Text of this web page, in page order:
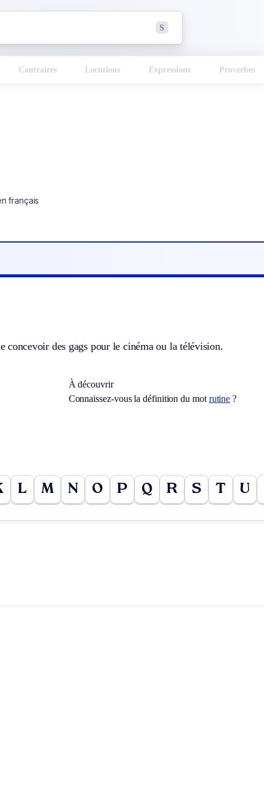
S
Contraires Locutions Expressions Proverbes
français
concevoir des gags pour le cinéma ou la télévision.
À découvrir
Connaissez-vous la définition du mot rutine ?
L M N O P Q R S T U